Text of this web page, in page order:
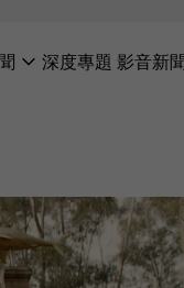
深度專題 影音新